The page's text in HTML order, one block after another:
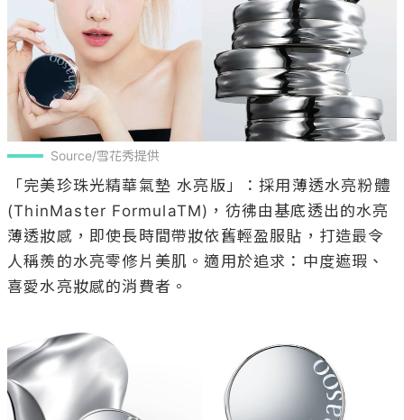
Source/雪花秀提供
「完美珍珠光精華氣墊 水亮版」：採用薄透水亮粉體
(ThinMaster FormulaTM)，彷彿由基底透出的水亮
薄透妝感，即使長時間帶妝依舊輕盈服貼，打造最令
人稱羨的水亮零修片美肌。適用於追求：中度遮瑕、
喜愛水亮妝感的消費者。